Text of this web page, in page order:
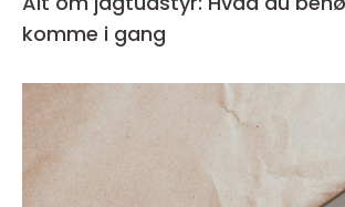
komme i gang